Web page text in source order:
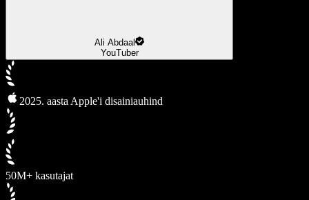
Ali Abdaal
YouTuber
2025. aasta Apple'i disainiauhind
50M+ kasutajat